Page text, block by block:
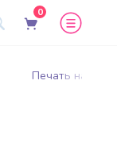
0
Печать на